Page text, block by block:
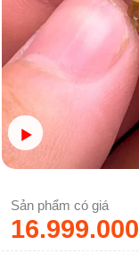
Sản phẩm có giá
16.999.000